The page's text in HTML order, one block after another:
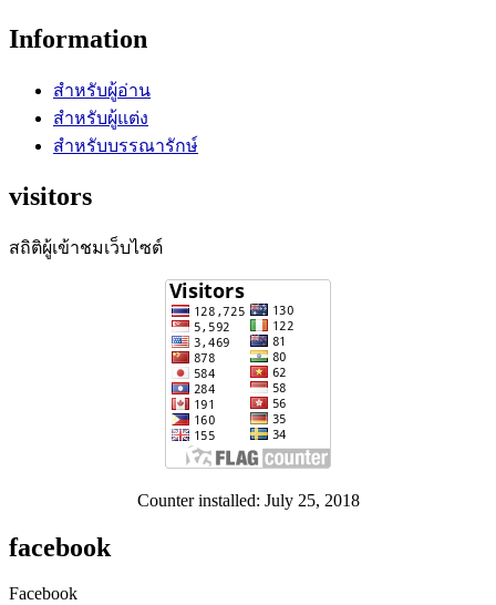
Information
สำหรับผู้อ่าน
สำหรับผู้แต่ง
สำหรับบรรณารักษ์
visitors
สถิติผู้เข้าชมเว็บไซต์
Counter installed: July 25, 2018
facebook
Facebook